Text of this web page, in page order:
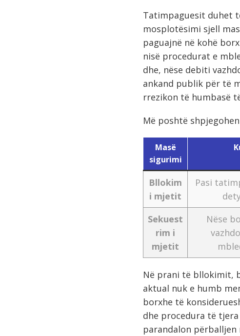
Tatimpaguesit duhet
mosplotësimi sjell
paguajnë në kohë
nisë procedurat e
dhe, nëse debiti
ankand publik për të
rrezikon të humbasë
Më poshtë
Masë
sigurimi
Bllokim
i mjetit
Pasi
Sekuest
rim i
mjetit
Nëse
Në prani të bllokimit,
aktual nuk e humb
borxhe të
dhe procedura të
parandalon përballjen